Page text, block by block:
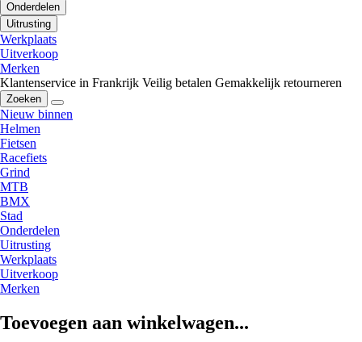
Onderdelen
Uitrusting
Werkplaats
Uitverkoop
Merken
Klantenservice in Frankrijk Veilig betalen Gemakkelijk retourneren
Zoeken
Nieuw binnen
Helmen
Fietsen
Racefiets
Grind
MTB
BMX
Stad
Onderdelen
Uitrusting
Werkplaats
Uitverkoop
Merken
Toevoegen aan winkelwagen...